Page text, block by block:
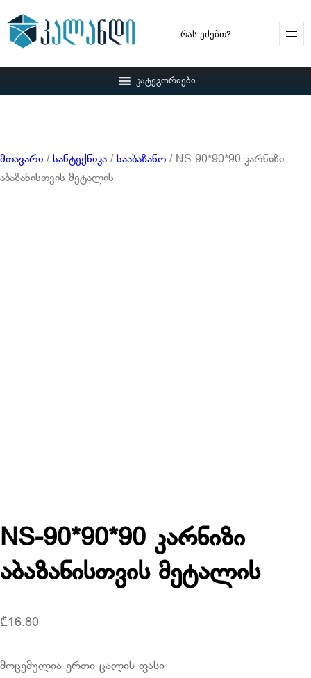
Search
კატეგორიები
მთავარი / სანტექნიკა / სააბაზანო / NS-90*90*90 კარნიზი
აბაზანისთვის მეტალის
NS-90*90*90 კარნიზი
აბაზანისთვის მეტალის
₾16.80
მოცემულია ერთი ცალის ფასი